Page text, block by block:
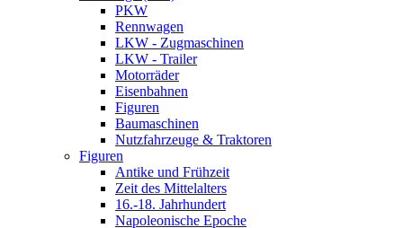
PKW
Rennwagen
LKW - Zugmaschinen
LKW - Trailer
Motorräder
Eisenbahnen
Figuren
Baumaschinen
Nutzfahrzeuge & Traktoren
Figuren
Antike und Frühzeit
Zeit des Mittelalters
16.-18. Jahrhundert
Napoleonische Epoche